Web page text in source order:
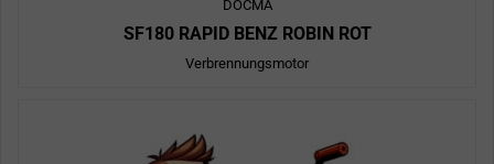
DOCMA
SF180 RAPID BENZ ROBIN ROT
Verbrennungsmotor